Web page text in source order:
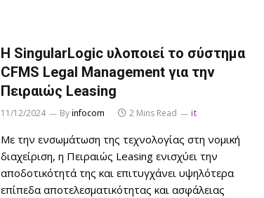
Η SingularLogic υλοποιεί το σύστημα
CFMS Legal Management για την
Πειραιώς Leasing
11/12/2024 Byinfocom 2 Mins Read it
Με την ενσωμάτωση της τεχνολογίας στη νομική
διαχείριση, η Πειραιώς Leasing ενισχύει την
αποδοτικότητά της και επιτυγχάνει υψηλότερα
επίπεδα αποτελεσματικότητας και ασφάλειας